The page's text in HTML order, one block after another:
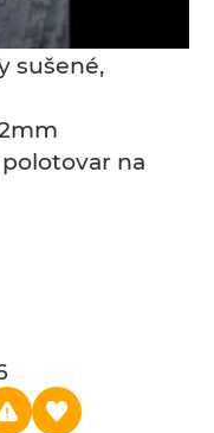
sušené,
na